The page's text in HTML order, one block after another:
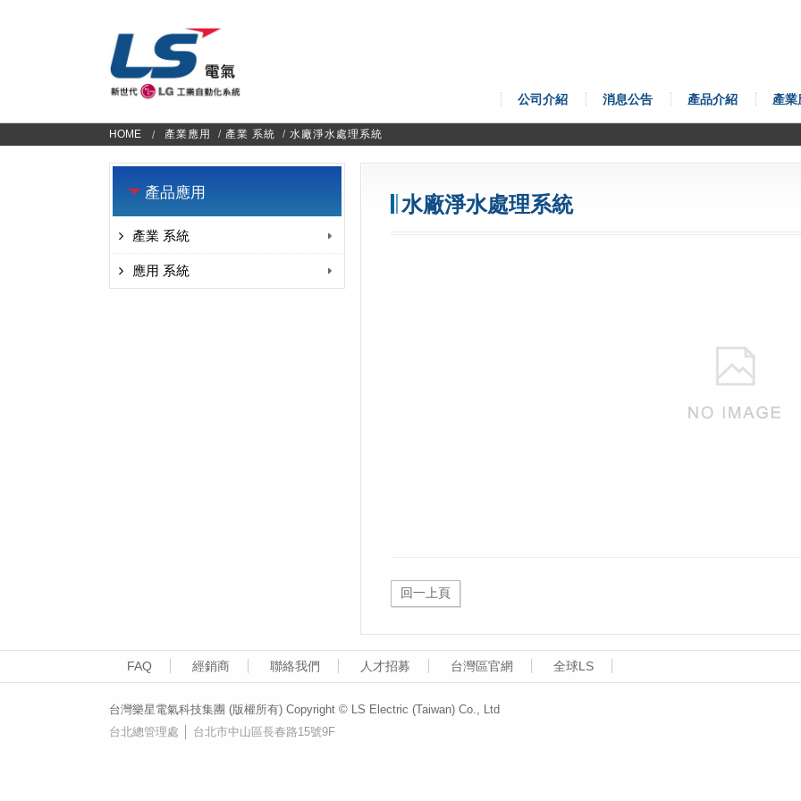
公司介紹 消息公告 產品介紹 產業
HOME 產業應用 / 產業 系統 / 水廠淨水處理系統
產品應用
產業 系統
應用 系統
水廠淨水處理系統
FAQ 經銷商 聯絡我們 人才招募 台灣區官網 全球LS
台灣樂星電氣科技集團 (版權所有) Copyright © LS Electric (Taiwan) Co., Ltd
台北總管理處 │ 台北市中山區長春路15號9F